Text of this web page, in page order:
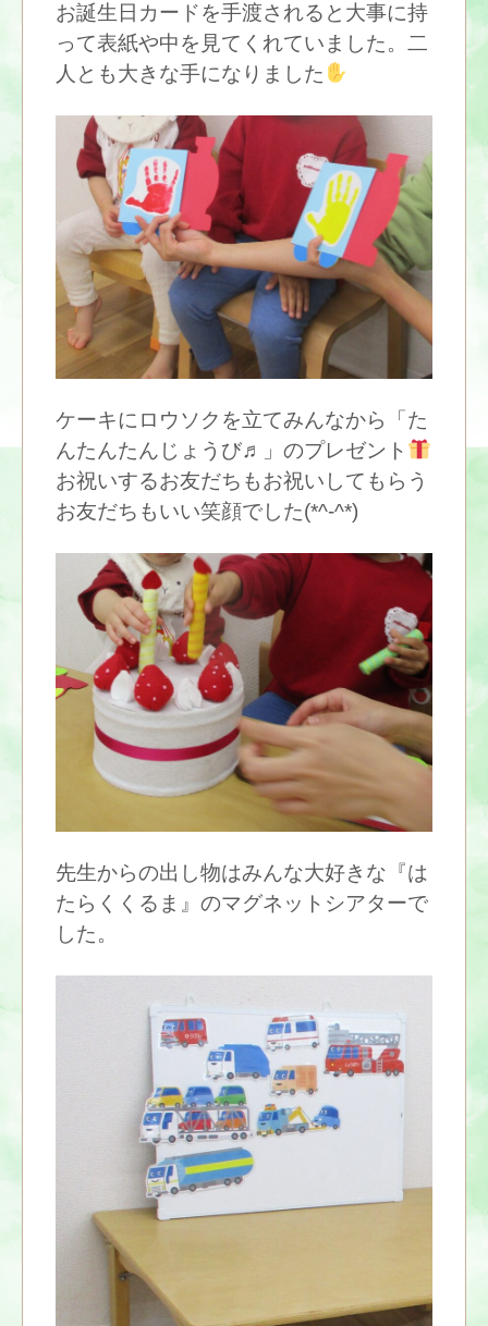
お誕生日カードを手渡されると大事に持
って表紙や中を見てくれていました。二
人とも大きな手になりました
ケーキにロウソクを立てみんなから「た
んたんたんじょうび♬」のプレゼント
お祝いするお友だちもお祝いしてもらう
お友だちもいい笑顔でした(*^-^*)
先生からの出し物はみんな大好きな『は
たらくくるま』のマグネットシアターで
した。